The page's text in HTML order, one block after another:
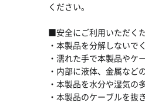
ください。
■安全にご利用いただく
・本製品を分解しないで
・濡れた手で本製品やケ
・内部に液体、金属など
・本製品を水分や湿気の
・本製品のケーブルを抜